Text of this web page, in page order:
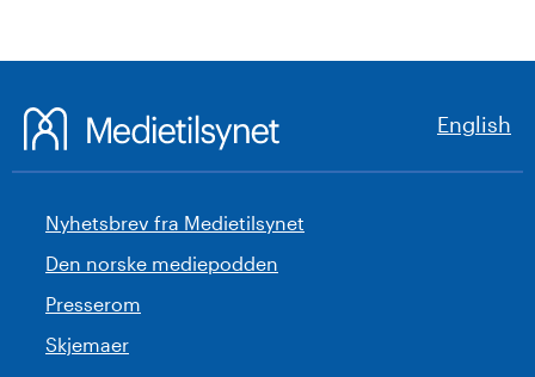
English
Nyhetsbrev fra Medietilsynet
Den norske mediepodden
Presserom
Skjemaer